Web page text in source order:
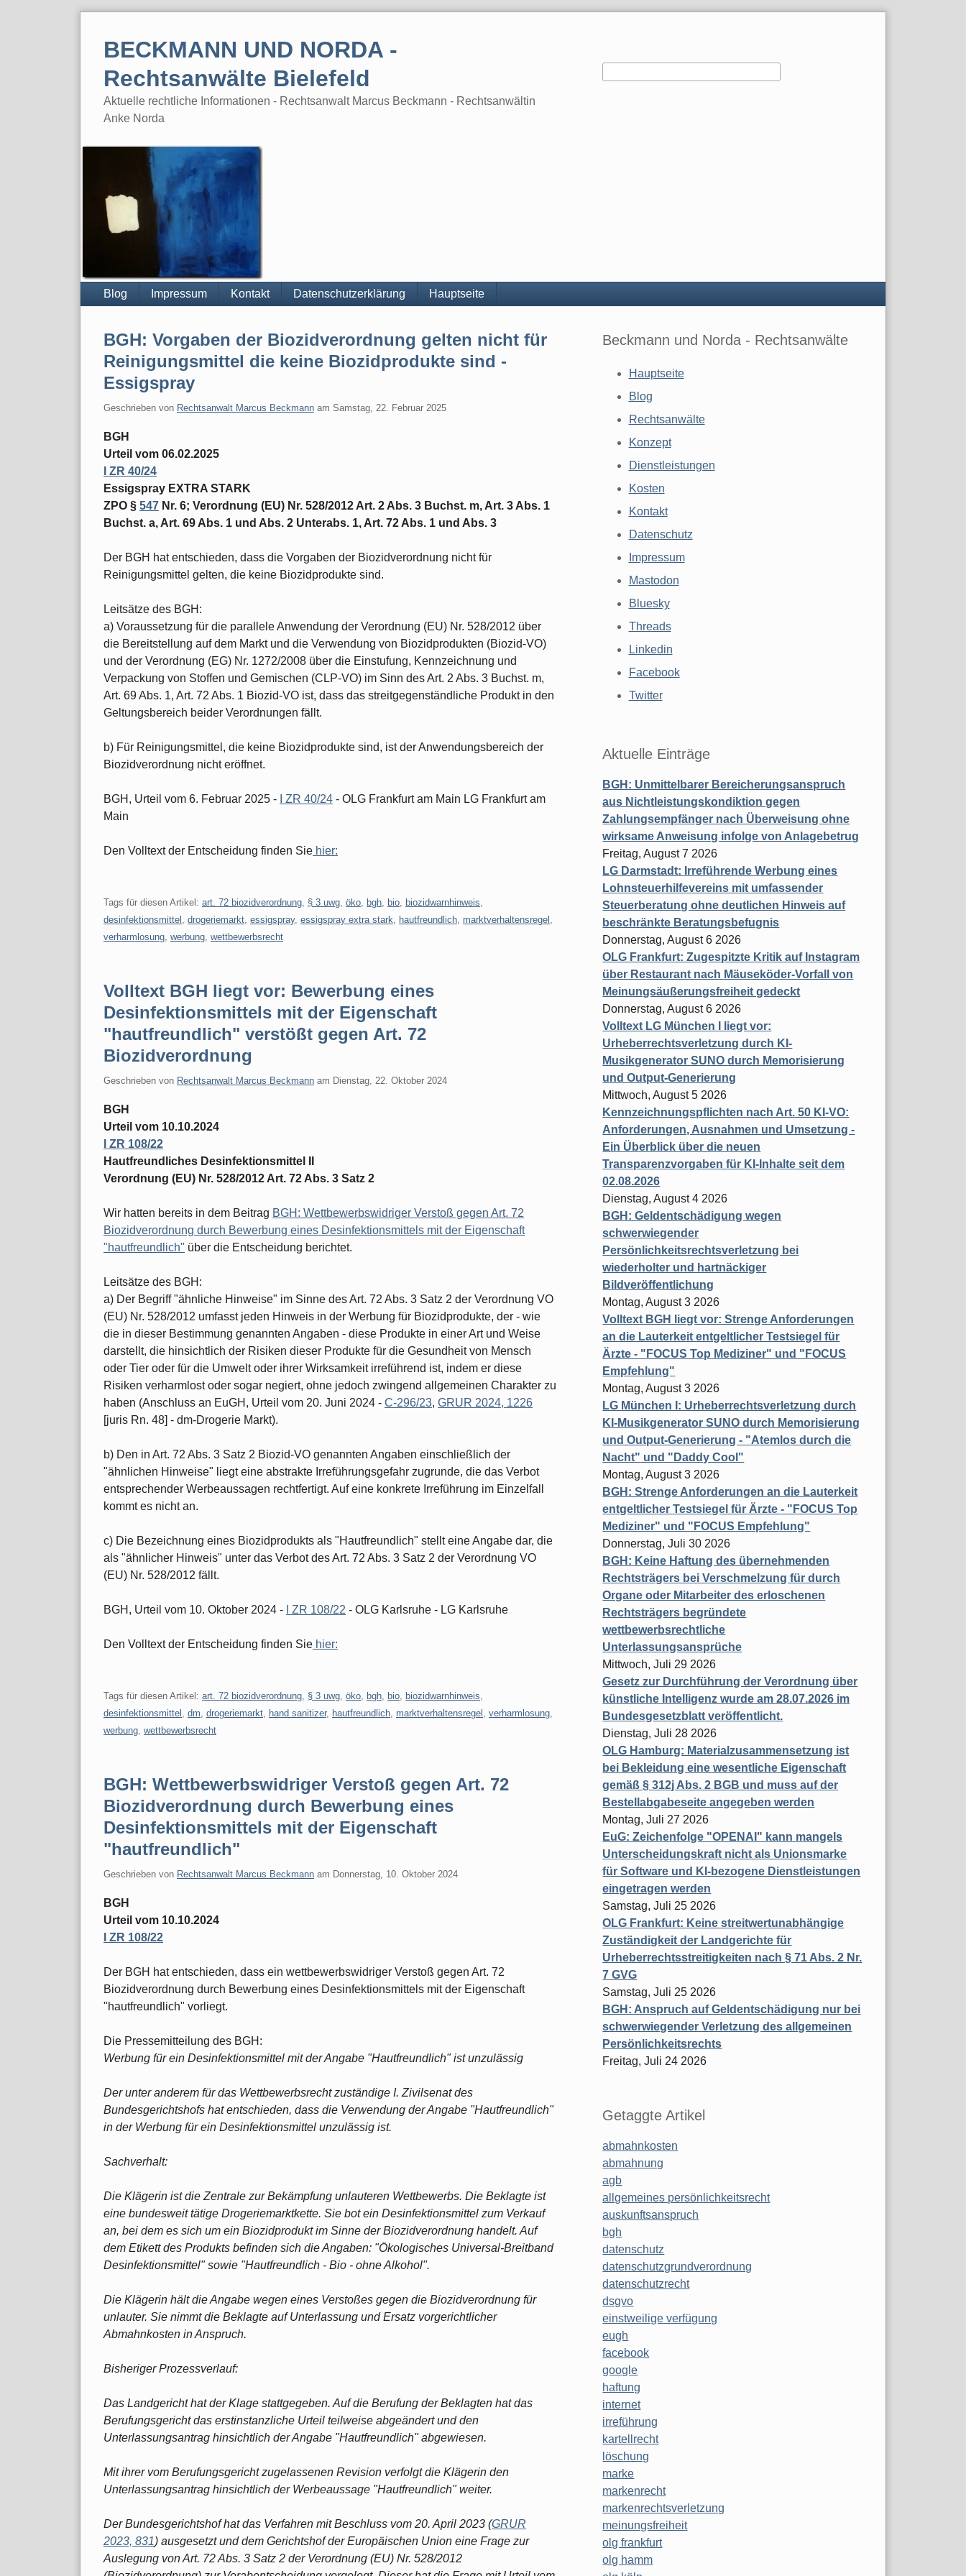
BECKMANN UND NORDA -
Rechtsanwälte Bielefeld
Aktuelle rechtliche Informationen - Rechtsanwalt Marcus Beckmann - Rechtsanwältin
Anke Norda
Blog Impressum Kontakt Datenschutzerklärung Hauptseite
BGH: Vorgaben der Biozidverordnung gelten nicht für
Reinigungsmittel die keine Biozidprodukte sind -
Essigspray
Geschrieben von Rechtsanwalt Marcus Beckmann am Samstag, 22. Februar 2025
BGH
Urteil vom 06.02.2025
I ZR 40/24
Essigspray EXTRA STARK
ZPO § 547 Nr. 6; Verordnung (EU) Nr. 528/2012 Art. 2 Abs. 3 Buchst. m, Art. 3 Abs. 1
Buchst. a, Art. 69 Abs. 1 und Abs. 2 Unterabs. 1, Art. 72 Abs. 1 und Abs. 3
Der BGH hat entschieden, dass die Vorgaben der Biozidverordnung nicht für
Reinigungsmittel gelten, die keine Biozidprodukte sind.
Leitsätze des BGH:
a) Voraussetzung für die parallele Anwendung der Verordnung (EU) Nr. 528/2012 über
die Bereitstellung auf dem Markt und die Verwendung von Biozidprodukten (Biozid-VO)
und der Verordnung (EG) Nr. 1272/2008 über die Einstufung, Kennzeichnung und
Verpackung von Stoffen und Gemischen (CLP-VO) im Sinn des Art. 2 Abs. 3 Buchst. m,
Art. 69 Abs. 1, Art. 72 Abs. 1 Biozid-VO ist, dass das streitgegenständliche Produkt in den
Geltungsbereich beider Verordnungen fällt.
b) Für Reinigungsmittel, die keine Biozidprodukte sind, ist der Anwendungsbereich der
Biozidverordnung nicht eröffnet.
BGH, Urteil vom 6. Februar 2025 - I ZR 40/24 - OLG Frankfurt am Main LG Frankfurt am
Main
Den Volltext der Entscheidung finden Sie hier:
Tags für diesen Artikel: art. 72 biozidverordnung § 3 uwg öko bgh bio biozidwarnhinweis
desinfektionsmittel
drogeriemarkt essigspray, essigspray extra stark hautfreundlich marktverhaltensregel
verharmlosung werbung wettbewerbsrecht
Volltext BGH liegt vor: Bewerbung eines
Desinfektionsmittels mit der Eigenschaft
"hautfreundlich" verstößt gegen Art. 72
Biozidverordnung
Geschrieben von Rechtsanwalt Marcus Beckmann am Dienstag, 22. Oktober 2024
BGH
Urteil vom 10.10.2024
I ZR 108/22
Hautfreundliches Desinfektionsmittel II
Verordnung (EU) Nr. 528/2012 Art. 72 Abs. 3 Satz 2
Wir hatten bereits in dem Beitrag BGH: Wettbewerbswidriger Verstoß gegen Art. 72
Biozidverordnung durch Bewerbung eines Desinfektionsmittels mit der Eigenschaft
"hautfreundlich" über die Entscheidung berichtet.
Leitsätze des BGH:
a) Der Begriff "ähnliche Hinweise" im Sinne des Art. 72 Abs. 3 Satz 2 der Verordnung VO
(EU) Nr. 528/2012 umfasst jeden Hinweis in der Werbung für Biozidprodukte, der - wie
die in dieser Bestimmung genannten Angaben - diese Produkte in einer Art und Weise
darstellt, die hinsichtlich der Risiken dieser Produkte für die Gesundheit von Mensch
oder Tier oder für die Umwelt oder ihrer Wirksamkeit irreführend ist, indem er diese
Risiken verharmlost oder sogar negiert, ohne jedoch zwingend allgemeinen Charakter zu
haben (Anschluss an EuGH, Urteil vom 20. Juni 2024 - C-296/23, GRUR 2024, 1226
[juris Rn. 48] - dm-Drogerie Markt).
b) Den in Art. 72 Abs. 3 Satz 2 Biozid-VO genannten Angaben einschließlich der
"ähnlichen Hinweise" liegt eine abstrakte Irreführungsgefahr zugrunde, die das Verbot
entsprechender Werbeaussagen rechtfertigt. Auf eine konkrete Irreführung im Einzelfall
kommt es nicht an.
c) Die Bezeichnung eines Biozidprodukts als "Hautfreundlich" stellt eine Angabe dar, die
als "ähnlicher Hinweis" unter das Verbot des Art. 72 Abs. 3 Satz 2 der Verordnung VO
(EU) Nr. 528/2012 fällt.
BGH, Urteil vom 10. Oktober 2024 - I ZR 108/22 - OLG Karlsruhe - LG Karlsruhe
Den Volltext der Entscheidung finden Sie hier:
Tags für diesen Artikel: art. 72 biozidverordnung § 3 uwg öko bgh bio biozidwarnhinweis
desinfektionsmittel
dm drogeriemarkt hand sanitizer, hautfreundlich marktverhaltensregel verharmlosung
werbung wettbewerbsrecht
BGH: Wettbewerbswidriger Verstoß gegen Art. 72
Biozidverordnung durch Bewerbung eines
Desinfektionsmittels mit der Eigenschaft
"hautfreundlich"
Geschrieben von Rechtsanwalt Marcus Beckmann am Donnerstag, 10. Oktober 2024
BGH
Urteil vom 10.10.2024
I ZR 108/22
Der BGH hat entschieden, dass ein wettbewerbswidriger Verstoß gegen Art. 72
Biozidverordnung durch Bewerbung eines Desinfektionsmittels mit der Eigenschaft
"hautfreundlich" vorliegt.
Die Pressemitteilung des BGH:
Werbung für ein Desinfektionsmittel mit der Angabe "Hautfreundlich" ist unzulässig
Der unter anderem für das Wettbewerbsrecht zuständige I. Zivilsenat des
Bundesgerichtshofs hat entschieden, dass die Verwendung der Angabe "Hautfreundlich"
in der Werbung für ein Desinfektionsmittel unzulässig ist.
Sachverhalt:
Die Klägerin ist die Zentrale zur Bekämpfung unlauteren Wettbewerbs. Die Beklagte ist
eine bundesweit tätige Drogeriemarktkette. Sie bot ein Desinfektionsmittel zum Verkauf
an, bei dem es sich um ein Biozidprodukt im Sinne der Biozidverordnung handelt. Auf
dem Etikett des Produkts befinden sich die Angaben: "Ökologisches Universal-Breitband
Desinfektionsmittel" sowie "Hautfreundlich - Bio - ohne Alkohol".
Die Klägerin hält die Angabe wegen eines Verstoßes gegen die Biozidverordnung für
unlauter. Sie nimmt die Beklagte auf Unterlassung und Ersatz vorgerichtlicher
Abmahnkosten in Anspruch.
Bisheriger Prozessverlauf:
Das Landgericht hat der Klage stattgegeben. Auf die Berufung der Beklagten hat das
Berufungsgericht das erstinstanzliche Urteil teilweise abgeändert und den
Unterlassungsantrag hinsichtlich der Angabe "Hautfreundlich" abgewiesen.
Mit ihrer vom Berufungsgericht zugelassenen Revision verfolgt die Klägerin den
Unterlassungsantrag hinsichtlich der Werbeaussage "Hautfreundlich" weiter.
Der Bundesgerichtshof hat das Verfahren mit Beschluss vom 20. April 2023 (GRUR
2023, 831) ausgesetzt und dem Gerichtshof der Europäischen Union eine Frage zur
Auslegung von Art. 72 Abs. 3 Satz 2 der Verordnung (EU) Nr. 528/2012
Beckmann und Norda - Rechtsanwälte
Hauptseite
Blog
Rechtsanwälte
Konzept
Dienstleistungen
Kosten
Kontakt
Datenschutz
Impressum
Mastodon
Bluesky
Threads
Linkedin
Facebook
Twitter
Aktuelle Einträge
BGH: Unmittelbarer Bereicherungsanspruch
aus Nichtleistungskondiktion gegen
Zahlungsempfänger nach Überweisung ohne
wirksame Anweisung infolge von Anlagebetrug
Freitag, August 7 2026
LG Darmstadt: Irreführende Werbung eines
Lohnsteuerhilfevereins mit umfassender
Steuerberatung ohne deutlichen Hinweis auf
beschränkte Beratungsbefugnis
Donnerstag, August 6 2026
OLG Frankfurt: Zugespitzte Kritik auf Instagram
über Restaurant nach Mäuseköder-Vorfall von
Meinungsäußerungsfreiheit gedeckt
Donnerstag, August 6 2026
Volltext LG München I liegt vor:
Urheberrechtsverletzung durch KI-
Musikgenerator SUNO durch Memorisierung
und Output-Generierung
Mittwoch, August 5 2026
Kennzeichnungspflichten nach Art. 50 KI-VO:
Anforderungen, Ausnahmen und Umsetzung -
Ein Überblick über die neuen
Transparenzvorgaben für KI-Inhalte seit dem
02.08.2026
Dienstag, August 4 2026
BGH: Geldentschädigung wegen
schwerwiegender
Persönlichkeitsrechtsverletzung bei
wiederholter und hartnäckiger
Bildveröffentlichung
Montag, August 3 2026
Volltext BGH liegt vor: Strenge Anforderungen
an die Lauterkeit entgeltlicher Testsiegel für
Ärzte - "FOCUS Top Mediziner" und "FOCUS
Empfehlung"
Montag, August 3 2026
LG München I: Urheberrechtsverletzung durch
KI-Musikgenerator SUNO durch Memorisierung
und Output-Generierung - "Atemlos durch die
Nacht" und "Daddy Cool"
Montag, August 3 2026
BGH: Strenge Anforderungen an die Lauterkeit
entgeltlicher Testsiegel für Ärzte - "FOCUS Top
Mediziner" und "FOCUS Empfehlung"
Donnerstag, Juli 30 2026
BGH: Keine Haftung des übernehmenden
Rechtsträgers bei Verschmelzung für durch
Organe oder Mitarbeiter des erloschenen
Rechtsträgers begründete
wettbewerbsrechtliche
Unterlassungsansprüche
Mittwoch, Juli 29 2026
Gesetz zur Durchführung der Verordnung über
künstliche Intelligenz wurde am 28.07.2026 im
Bundesgesetzblatt veröffentlicht.
Dienstag, Juli 28 2026
OLG Hamburg: Materialzusammensetzung ist
bei Bekleidung eine wesentliche Eigenschaft
gemäß § 312j Abs. 2 BGB und muss auf der
Bestellabgabeseite angegeben werden
Montag, Juli 27 2026
EuG: Zeichenfolge "OPENAI" kann mangels
Unterscheidungskraft nicht als Unionsmarke
für Software und KI-bezogene Dienstleistungen
eingetragen werden
Samstag, Juli 25 2026
OLG Frankfurt: Keine streitwertunabhängige
Zuständigkeit der Landgerichte für
Urheberrechtsstreitigkeiten nach § 71 Abs. 2 Nr.
7 GVG
Samstag, Juli 25 2026
BGH: Anspruch auf Geldentschädigung nur bei
schwerwiegender Verletzung des allgemeinen
Persönlichkeitsrechts
Freitag, Juli 24 2026
Getaggte Artikel
abmahnkosten
abmahnung
agb
allgemeines persönlichkeitsrecht
auskunftsanspruch
bgh
datenschutz
datenschutzgrundverordnung
datenschutzrecht
dsgvo
einstweilige verfügung
eugh
facebook
google
haftung
internet
irreführung
kartellrecht
löschung
marke
markenrecht
markenrechtsverletzung
meinungsfreiheit
olg frankfurt
olg hamm